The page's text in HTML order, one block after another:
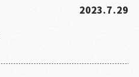
2023.7.29